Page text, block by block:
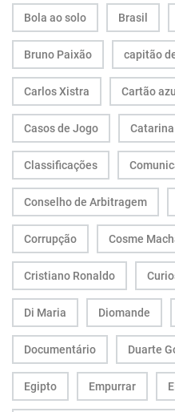
Bola ao solo Brasil
Bruno Paixão capitão
Carlos Xistra Cartão azul
Casos de Jogo
Classificações
Conselho de Arbitragem
Corrupção Cosme
Cristiano Ronaldo
Di Maria Diomande
Documentário Duarte
Egipto Empurrar